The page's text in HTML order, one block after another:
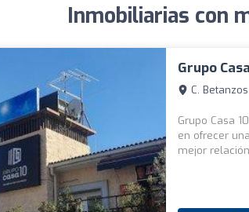
Inmobiliarias con
Grupo
C.
Grupo Casa
en ofrecer
mejor